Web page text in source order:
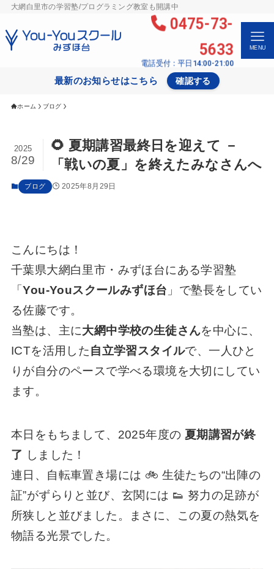
大網白里市の学習塾/プログラミング教室も開講中
0475-73-
5633
電話受付：平日14:00-21:00
MENU
最新のお知らせはこちら 確認する
ホーム ブログ
🌻 夏期講習最終日を迎えて －
「戦いの夏」を終えたみなさんへ
2025
8/29
ブログ 2025年8月29日
こんにちは！
千葉県大網白里市・みずほ台にある学習塾
「You-Youスクールみずほ台 」で塾長をしてい
る佐藤です。
当塾は、主に大網中学校の生徒さんを中心に、
ICTを活用した自立学習スタイルで、一人ひと
りが自分のペースで学べる環境を大切にしてい
ます。
本日をもちまして、2025年度の 夏期講習が終
了 しました！
連日、自転車置き場には 🚲 生徒たちの“出陣の
証”がずらりと並び、玄関には 👟 努力の足跡が
所狭しと並びました。まさに、この夏の熱気を
物語る光景でした。